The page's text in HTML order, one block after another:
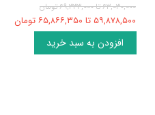
۶۳,۰۳۰,۰۰۰ تا ۶۹,۳۳۳,۰۰۰ تومان
۵۹,۸۷۸,۵۰۰ تا ۶۵,۸۶۶,۳۵۰ تومان
افزودن به سبد خرید